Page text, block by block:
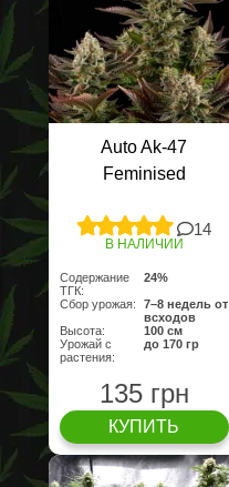
Auto Ak-47
Feminised
14
В НАЛИЧИИ
Содержание
ТГК:
24%
Сбор урожая:
7–8 недель от
всходов
Высота:
100 cм
Урожай с
растения:
до 170 гр
135 грн
КУПИТЬ